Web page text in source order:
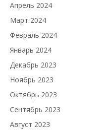
Апрель 2024
Март 2024
Февраль 2024
Январь 2024
Декабрь 2023
Ноябрь 2023
Октябрь 2023
Сентябрь 2023
Август 2023